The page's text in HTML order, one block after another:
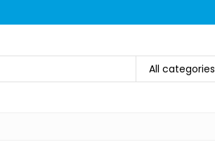
All categories